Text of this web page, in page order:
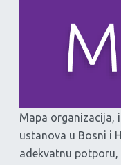
Mapa organizacija,
ustanova u Bosni i
adekvatnu